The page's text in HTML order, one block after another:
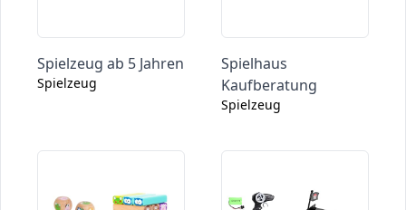
Spielzeug ab 5 Jahren
Spielzeug
Spielhaus
Kaufberatung
Spielzeug